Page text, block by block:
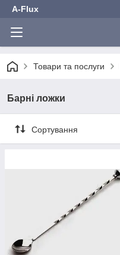
A-Flux
Товари та послуги
Барні ложки
Сортування